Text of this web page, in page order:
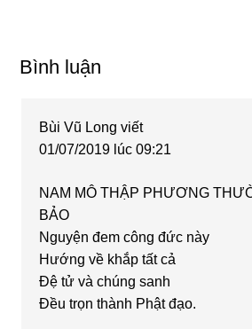
Reader
Bình luận
Bùi Vũ Long viết
01/07/2019 lúc 09:21
NAM MÔ THẬP PHƯƠNG
BẢO
Nguyện đem công đức này
Hướng về khắp tất cả
Đệ tử và chúng sanh
Đều trọn thành Phật đạo.